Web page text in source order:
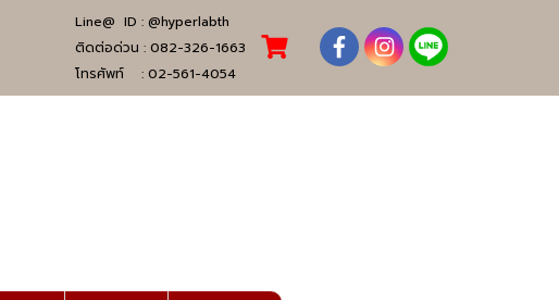
Line@ ID : @hyperlabth
ติดต่อด่วน : 082-326-1663
โทรศัพท์ : 02-561-4054